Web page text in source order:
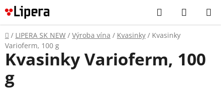
Prejsť
na
obsah
Hľadať
KOŠÍK
Domov
/ LIPERA SK NEW / Výroba vína / Kvasinky / Kvasinky
Varioferm, 100 g
Kvasinky Varioferm, 100
g